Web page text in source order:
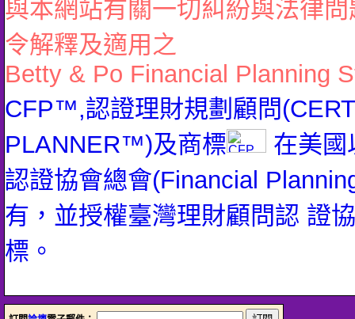
與本網站有關一切糾紛與法律
令解釋及適用之
Betty & Po Financial Planning
CFP™,認證理財規劃顧問
PLANNER™)及商標
在美國
認證協會總會(Financial
有，並授權臺灣理財顧問認 證
標。